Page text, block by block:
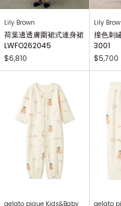
Lily Brown
荷葉邊透膚圍裙式連身裙
LWFO262045
$6,810
Lily
撞色刺
3001
$5,700
gelato pique Kids&Baby gelato